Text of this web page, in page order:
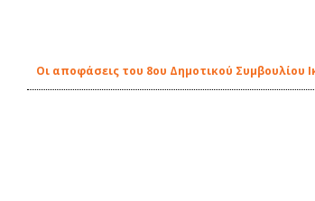
Οι αποφάσεις του 8ου Δημοτικού Συμβουλίου